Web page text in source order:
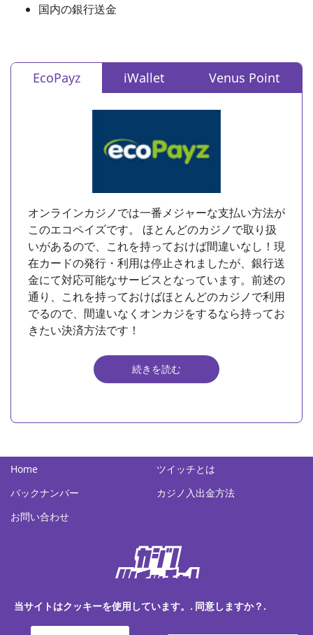
国内の銀行送金
EcoPayz iWallet Venus Point
オンラインカジノでは一番メジャーな支払い方法が
このエコペイズです。 ほとんどのカジノで取り扱
いがあるので、これを持っておけば間違いなし！現
在カードの発行・利用は停止されましたが、銀行送
金にて対応可能なサービスとなっています。前述の
通り、これを持っておけばほとんどのカジノで利用
でるので、間違いなくオンカジをするなら持ってお
きたい決済方法です！
続きを読む
Home
ツイッチとは
バックナンバー
カジノ入出金方法
お問い合わせ
当サイトはクッキーを使用しています。. 同意しますか？.